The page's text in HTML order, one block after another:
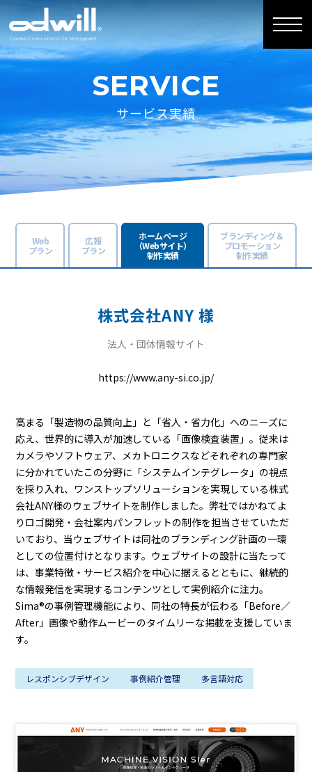
SERVICE
サービス実績
Web
プラン
広報
プラン
ホームページ
（Webサイト）
制作実績
ブランディング＆
プロモーション
制作実績
株式会社ANY 様
法人・団体情報サイト
https://www.any-si.co.jp/
高まる「製造物の品質向上」と「省人・省力化」へのニーズに
応え、世界的に導入が加速している「画像検査装置」。従来は
カメラやソフトウェア、メカトロニクスなどそれぞれの専門家
に分かれていたこの分野に「システムインテグレータ」の視点
を採り入れ、ワンストップソリューションを実現している株式
会社ANY様のウェブサイトを制作しました。弊社ではかねてよ
りロゴ開発・会社案内パンフレットの制作を担当させていただ
いており、当ウェブサイトは同社のブランディング計画の一環
としての位置付けとなります。ウェブサイトの設計に当たって
は、事業特徴・サービス紹介を中心に据えるとともに、継続的
な情報発信を実現するコンテンツとして実例紹介に注力。
Sima®の事例管理機能により、同社の特長が伝わる「Before／
After」画像や動作ムービーのタイムリーな掲載を支援していま
す。
レスポンシブデザイン 事例紹介管理 多言語対応